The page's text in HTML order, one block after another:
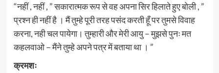
“नहीं , नहीं , ” सकारात्मक रूप से वह अपना सिर हिलाते हुए बोली , ”
प्रश्न ही नहीं है । मैं तुम्हे पूरी तरह पसंद करती हूँ पर तुमसे विवाह
करना, नही चल पायेगा। तुम्हारी और मेरी आयु – मुझसे पुनः मत
कहलवाओ – मैंने तुम्हे अपने पत्र में बताया था । ”
क्रमशः